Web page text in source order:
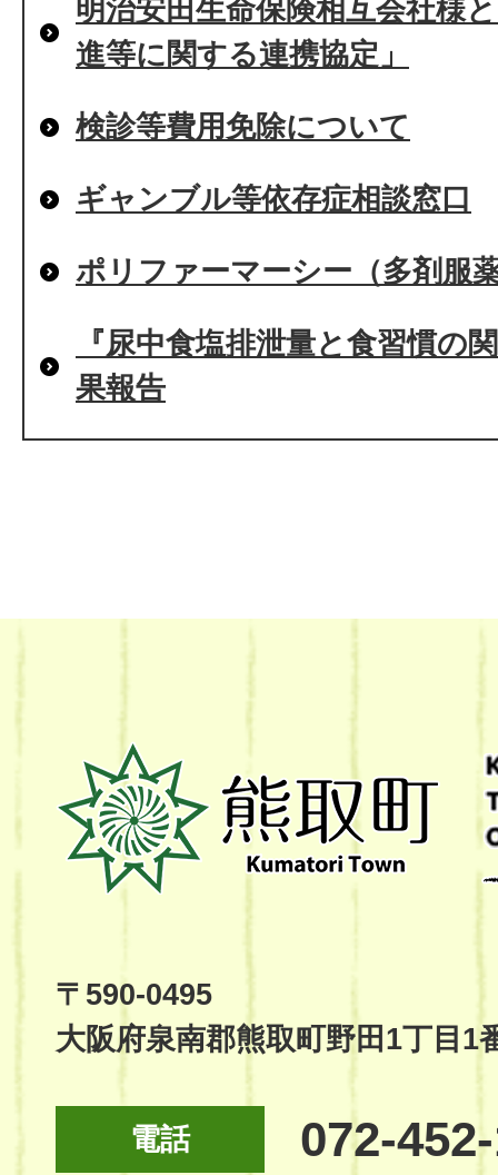
明治安田生命保険相互会社様
進等に関する連携協定」
検診等費用免除について
ギャンブル等依存症相談窓口
ポリファーマーシー（多剤服
『尿中食塩排泄量と食習慣の
果報告
熊
取
町
Kumatori
Site
〒590-0495
大阪府泉南郡熊取町野田1丁目1
電話 072-